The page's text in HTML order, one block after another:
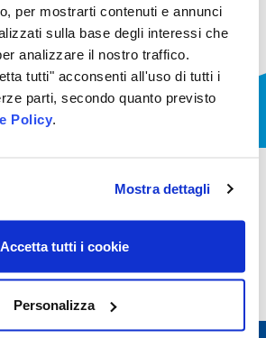
per mostrarti contenuti e annunci
sulla base degli interessi che
analizzare il nostro traffico.
tutti" acconsenti all'uso di tutti i
parti, secondo quanto previsto
Policy
Mostra dettagli
Accetta tutti i cookie
Personalizza
YoutubeTikTokLinkedin